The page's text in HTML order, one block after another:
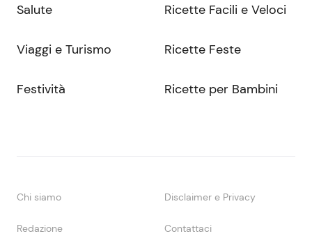
Salute
Viaggi e Turismo
Festività
Ricette Facili e Veloci
Ricette Feste
Ricette per Bambini
Chi siamo Disclaimer e Privacy
Redazione Contattaci